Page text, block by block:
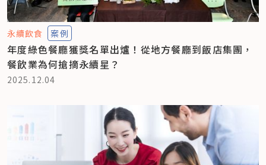
永續飲食 案例
年度綠色餐廳獲獎名單出爐！從地方餐廳到飯店集團，
餐飲業為何搶摘永續星？
2025.12.04